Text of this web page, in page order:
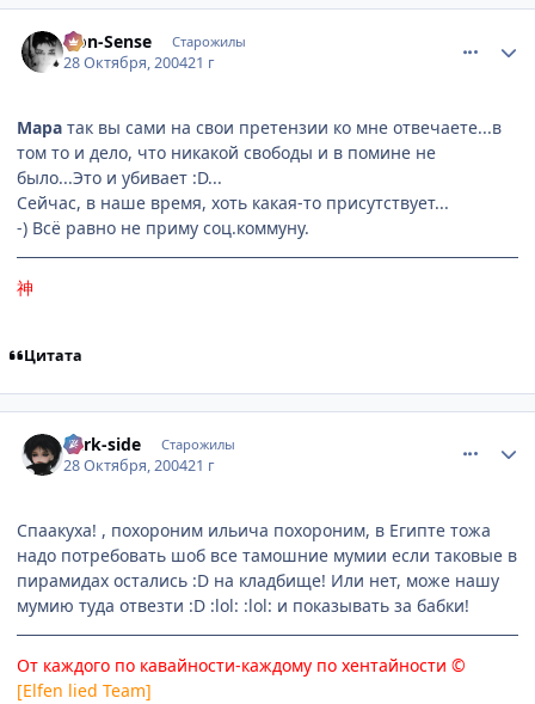
Non-Sense Старожилы
28 Октября, 200421 г
Мара так вы сами на свои претензии ко мне отвечаете...в
том то и дело, что никакой свободы и в помине не
было...Это и убивает :D...
Сейчас, в наше время, хоть какая-то присутствует...
-) Всё равно не приму соц.коммуну.
神
Цитата
dark-side Старожилы
28 Октября, 200421 г
Спаакуха! , похороним ильича похороним, в Египте тожа
надо потребовать шоб все тамошние мумии если таковые в
пирамидах остались :D на кладбище! Или нет, може нашу
мумию туда отвезти :D :lol: :lol: и показывать за бабки!
От каждого по кавайности-каждому по хентайности ©
[Elfen lied Team]